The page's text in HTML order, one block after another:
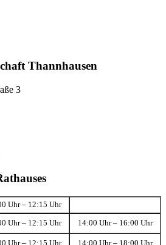
Thannhausen
3
Uhr – 12:15 Uhr
Uhr – 12:15 Uhr 14:00 Uhr – 16:00 Uhr